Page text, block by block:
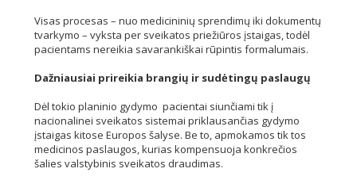
Visas procesas – nuo medicininių sprendimų iki dokumentų
tvarkymo – vyksta per sveikatos priežiūros įstaigas, todėl
pacientams nereikia savarankiškai rūpintis formalumais.
Dažniausiai prireikia brangių ir sudėtingų paslaugų
Dėl tokio planinio gydymo pacientai siunčiami tik į
nacionalinei sveikatos sistemai priklausančias gydymo
įstaigas kitose Europos šalyse. Be to, apmokamos tik tos
medicinos paslaugos, kurias kompensuoja konkrečios
šalies valstybinis sveikatos draudimas.